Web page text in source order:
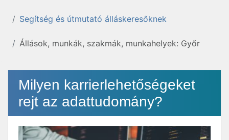
Segítség és útmutató álláskeresőknek
Állások, munkák, szakmák, munkahelyek: Győr
Milyen karrierlehetőségeket
rejt az adattudomány?